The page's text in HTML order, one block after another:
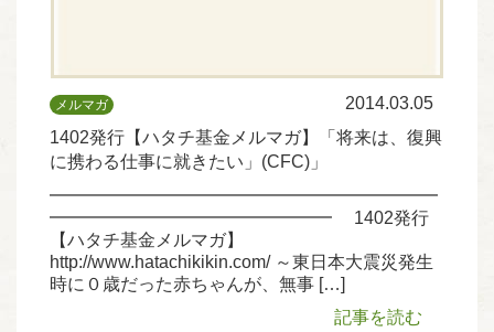
メルマガ
2014.03.05
1402発行【ハタチ基金メルマガ】「将来は、復興
に携わる仕事に就きたい」(CFC)」
━━━━━━━━━━━━━━━━━━━━━━
━━━━━━━━━━━━━━━━ 1402発行
【ハタチ基金メルマガ】
http://www.hatachikikin.com/ ～東日本大震災発生
時に０歳だった赤ちゃんが、無事 […]
記事を読む